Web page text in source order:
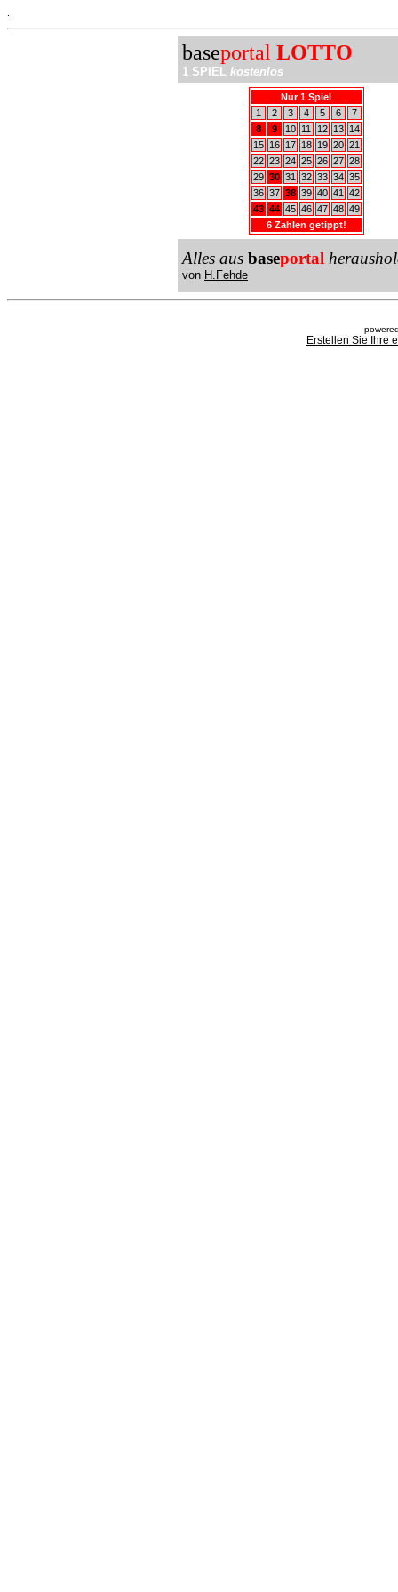
baseportal LOTTO
1 SPIEL kostenlos
Nur 1 Spiel
1
2 3 4 5 6
7
8
9 10 11 12 13
14
15
16 17 18 19 20 21
22 23 24 25 26 27 28
29 30 31 32 33 34 35
36 37 38 39 40 41
42
43 44 45 46 47 48 49
6 Zahlen getippt!
Alles aus baseportal
von H.Fehde
Erstellen Sie Ihre